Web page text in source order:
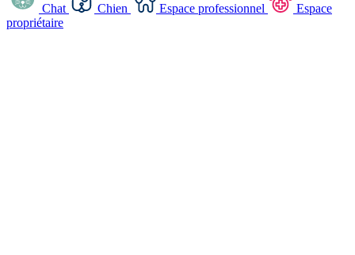
Chat Chien Espace professionnel
Espace
propriétaire